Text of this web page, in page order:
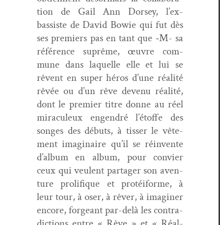
tion de Gail Ann Dorsey, l’ex-
bassiste de David Bowie qui fut dès
ses pre­miers pas en tant que ‑M- sa
référence suprême, œuvre com­
mune dans laque­lle elle et lui se
rêvent en super héros d’une réal­ité
rêvée ou d’un rêve devenu réal­ité,
dont le pre­mier titre donne au réel
mirac­uleux engen­dré l’étoffe des
songes des débuts, à tiss­er le vête­
ment imag­i­naire qu’il se réin­vente
d’album en album, pour con­vi­er
ceux qui veu­lent partager son aven­
ture pro­lifique et pro­téi­forme, à
leur tour, à oser, à rêver, à imag­in­er
encore, forgeant par-delà les con­tra­